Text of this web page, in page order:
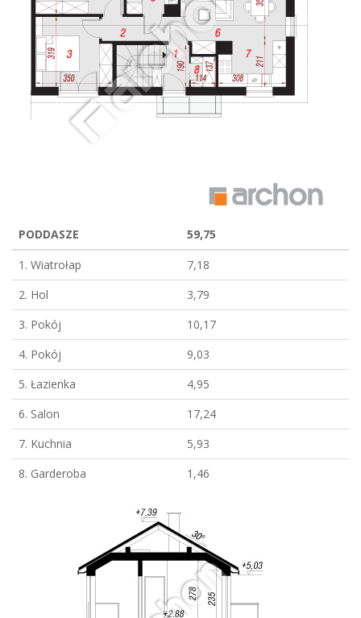
PODDASZE
59,75
1. Wiatrołap
7,18
2. Hol
3,79
3. Pokój
10,17
4. Pokój
9,03
5. Łazienka
4,95
6. Salon
17,24
7. Kuchnia
5,93
8. Garderoba
1,46